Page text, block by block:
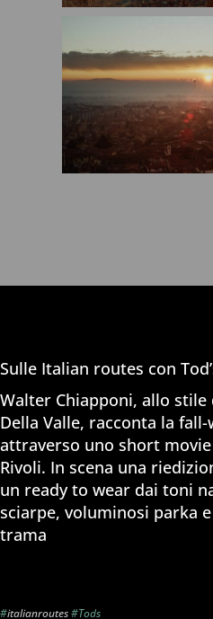
Sulle Italian routes con
Walter Chiapponi, allo
Della Valle, racconta la
attraverso uno short
Rivoli. In scena una
un ready to wear dai toni
sciarpe, voluminosi parka
trama
#italianroutes#Tods